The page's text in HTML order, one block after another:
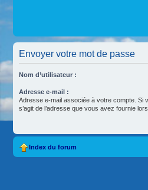
Envoyer votre mot de passe
Nom d’utilisateur :
Adresse e-mail :
Adresse e-mail associée à votre compte. Si
s’agit de l’adresse que vous avez fournie
Index du forum